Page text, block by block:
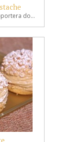
Bûche saveur pistache et framboise qui apportera douceur à vos repas de fête des fin d'année.